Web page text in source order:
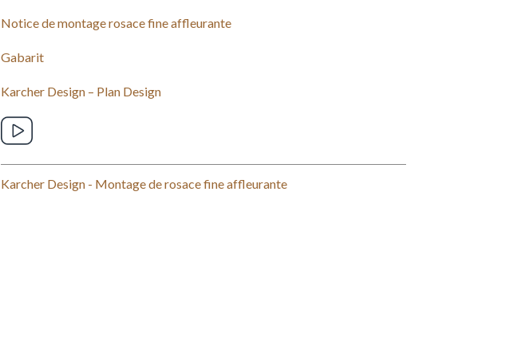
Notice de montage rosace fine affleurante
Gabarit
Karcher Design – Plan Design
Karcher Design - Montage de rosace fine affleurante